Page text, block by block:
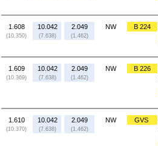
1.608
(10.350)
10.042
(7.638)
2.049
(1.462)
NW B 224
1.609
(10.369)
10.042
(7.638)
2.049
(1.462)
NW B 226
1.610
(10.370)
10.042
(7.638)
2.049
(1.462)
NW GVS